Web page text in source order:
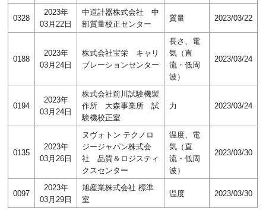
0328
2023年
03月22日
中道計器株式会社 中
部質量校正センター
質量 2023/03/22
0188
2023年
03月24日
株式会社宝栄 キャリ
ブレーションセンター
長さ、電
気（直
流・低周
波）
2023/03/24
0194
2023年
03月24日
株式会社前川試験機製
作所 大森事業所 試
験機校正室
力 2023/03/24
0135
2023年
03月26日
ヌヴォトン テクノロ
ジージャパン株式会
社 品質＆ロジスティ
クスセンター
温度、電
気（直
流・低周
波）
2023/03/30
0097
2023年
03月29日
旭産業株式会社 標準
室
温度 2023/03/30